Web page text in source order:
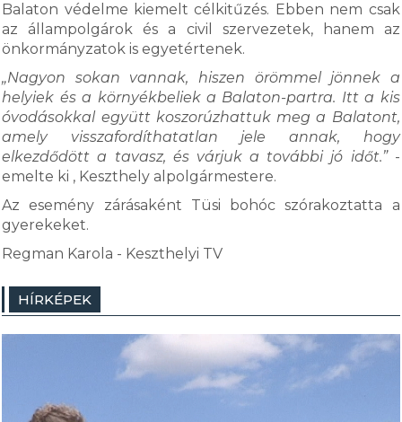
Balaton védelme kiemelt célkitűzés. Ebben nem csak
az állampolgárok és a civil szervezetek, hanem az
önkormányzatok is egyetértenek.
„Nagyon sokan vannak, hiszen örömmel jönnek a
helyiek és a környékbeliek a Balaton-partra. Itt a kis
óvodásokkal együtt koszorúzhattuk meg a Balatont,
amely visszafordíthatatlan jele annak, hogy
elkezdődött a tavasz, és várjuk a további jó időt.”-
emelte ki , Keszthely alpolgármestere.
Az esemény zárásaként Tüsi bohóc szórakoztatta a
gyerekeket.
Regman Karola - Keszthelyi TV
HÍRKÉPEK